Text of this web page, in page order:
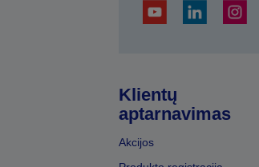
Klientų
aptarnavimas
Akcijos